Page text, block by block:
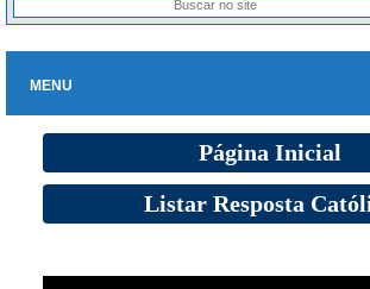
MENU
Página Inicial
Listar Resposta